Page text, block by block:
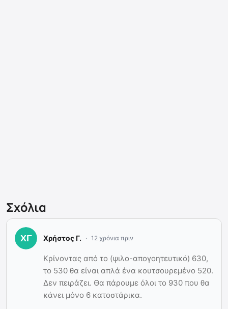
Σχόλια
Χρήστος Γ. 12 χρόνια πριν
Κρίνοντας από το (ψιλο-απογοητευτικό) 630,
το 530 θα είναι απλά ένα κουτσουρεμένο 520.
Δεν πειράζει. Θα πάρουμε όλοι το 930 που θα
κάνει μόνο 6 κατοστάρικα.